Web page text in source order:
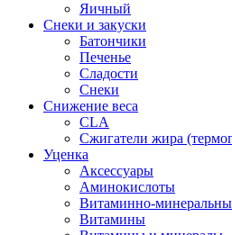
Яичный
Снеки и закуски
Батончики
Печенье
Сладости
Снеки
Снижение веса
CLA
Сжигатели жира
Уценка
Аксессуары
Аминокислоты
Витаминно-
Витамины